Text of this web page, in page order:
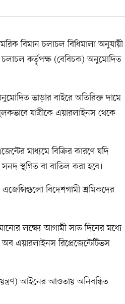
বিমান চলাচল বিধিমালা অনুযায়ী
চলাচল কর্তৃপক্ষ (বেবিচক) অনুমোদিত
ভাড়ার বাইরে অতিরিক্ত দামে
যাত্রীকে এয়ারলাইনস থেকে
মাধ্যমে বিক্রির কারণে যদি
সনদ স্থগিত বা বাতিল করা হবে।
বিদেশগামী শ্রমিকদের
লক্ষ্যে আগামী সাত দিনের মধ্যে
এয়ারলাইনস রিপ্রেজেন্টেটিভস
আইনের আওতায় অনিবন্ধিত